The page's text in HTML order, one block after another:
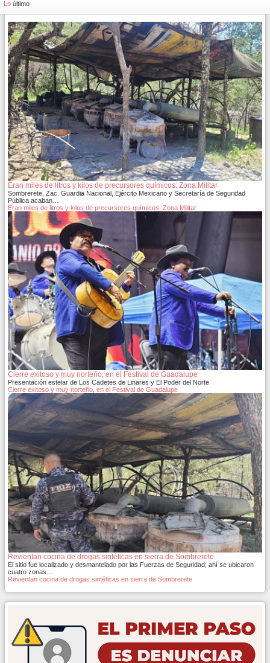
Lo último
Eran miles de litros y kilos de precursores químicos: Zona Militar
Sombrerete, Zac. Guardia Nacional, Ejército Mexicano y Secretaría de Seguridad
Pública acaban…
Eran miles de litros y kilos de precursores químicos: Zona Militar
Cierre exitoso y muy norteño, en el Festival de Guadalupe
Presentación estelar de Los Cadetes de Linares y El Poder del Norte
Cierre exitoso y muy norteño, en el Festival de Guadalupe
Revientan cocina de drogas sintéticas en sierra de Sombrerete
El sitio fue localizado y desmantelado por las Fuerzas de Seguridad; ahí se ubicaron
cuatro zonas…
Revientan cocina de drogas sintéticas en sierra de Sombrerete